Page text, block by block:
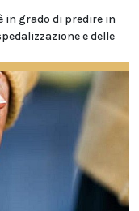
in grado di predire in
e delle